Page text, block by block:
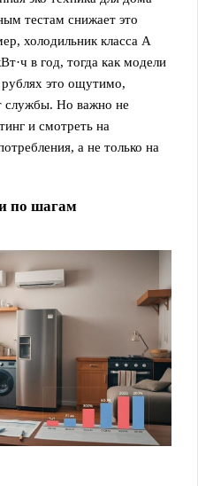
тестам снижает это
холодильник класса A
в год, тогда как модели
это ощутимо,
службы. Но важно не
и смотреть на
а не только на
по шагам